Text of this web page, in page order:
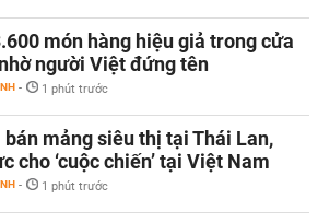
món hàng hiệu giả trong cửa
người Việt đứng tên
- 1 phút trước
bán mảng siêu thị tại Thái Lan,
cho ‘cuộc chiến’ tại Việt Nam
- 1 phút trước